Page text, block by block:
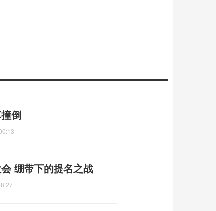
倒
绷带下的提名之战